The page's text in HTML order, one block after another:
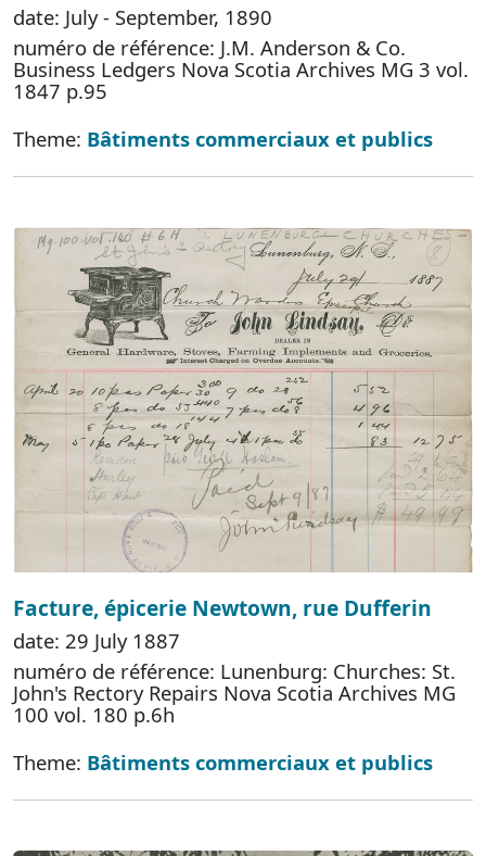
date: July - September, 1890
numéro de référence: J.M. Anderson & Co.
Business Ledgers Nova Scotia Archives MG 3 vol.
1847 p.95
Theme: Bâtiments commerciaux et publics
Facture, épicerie Newtown, rue Dufferin
date: 29 July 1887
numéro de référence: Lunenburg: Churches: St.
John's Rectory Repairs Nova Scotia Archives MG
100 vol. 180 p.6h
Theme: Bâtiments commerciaux et publics